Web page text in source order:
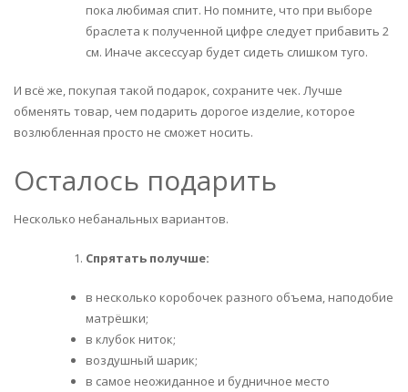
пока любимая спит. Но помните, что при выборе
браслета к полученной цифре следует прибавить 2
см. Иначе аксессуар будет сидеть слишком туго.
И всё же, покупая такой подарок, сохраните чек. Лучше
обменять товар, чем подарить дорогое изделие, которое
возлюбленная просто не сможет носить.
Осталось подарить
Несколько небанальных вариантов.
Спрятать получше:
в несколько коробочек разного объема, наподобие
матрёшки;
в клубок ниток;
воздушный шарик;
в самое неожиданное и будничное место